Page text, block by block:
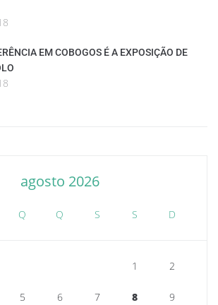
EM COBOGOS É A EXPOSIÇÃO DE
agosto 2026
Q Q S S D
1 2
5 6 7 8 9